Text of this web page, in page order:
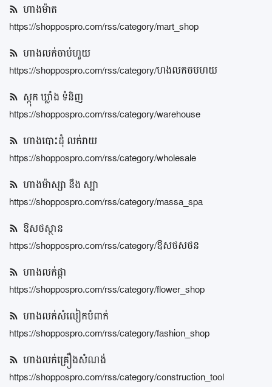
ហាងបោះដុំ លក់រាយ
ឱសថស្ថាន
ហាងលក់ផ្កា
ហាងលក់សំលៀកបំពាក់
ហាងលក់គ្រឿងសំណង់
ហាងលក់គ្រឿងបន្លាស់ ម៉ូតូ រថយន្ត
បញ្ចីរក្សាទុក
ទំនាក់ទំនង
ចូលគណនី
ចុះឈ្មោះ
ទីតាំង ខេត្ត / ក្រុង
ហាងម៉ាត
https://shoppospro.com/rss/category/mart_shop
ហាងលក់ចាប់ហួយ
https://shoppospro.com/rss/category/ហងលកចបហយ
ស្កុក ឃ្លាំង ទំនិញ
https://shoppospro.com/rss/category/warehouse
ហាងបោះដុំ លក់រាយ
https://shoppospro.com/rss/category/wholesale
ហាងម៉ាស្សា នឹង ស្បា
https://shoppospro.com/rss/category/massa_spa
ឱសថស្ថាន
https://shoppospro.com/rss/category/ឱសថសថន
ហាងលក់ផ្កា
https://shoppospro.com/rss/category/flower_shop
ហាងលក់សំលៀកបំពាក់
https://shoppospro.com/rss/category/fashion_shop
ហាងលក់គ្រឿងសំណង់
https://shoppospro.com/rss/category/construction_tool